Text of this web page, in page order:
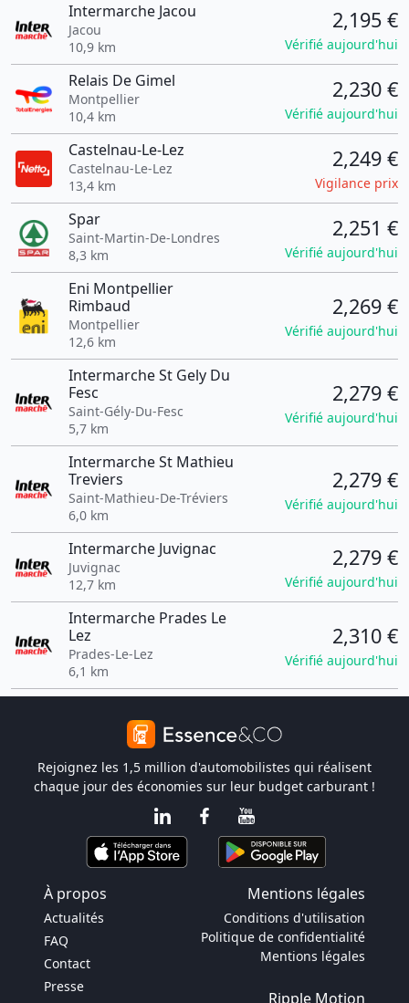
Intermarche Jacou
Jacou
10,9 km
2,195 €
Vérifié aujourd'hui
Relais De Gimel
Montpellier
10,4 km
2,230 €
Vérifié aujourd'hui
Castelnau-Le-Lez
Castelnau-Le-Lez
13,4 km
2,249 €
Vigilance prix
Spar
Saint-Martin-De-Londres
8,3 km
2,251 €
Vérifié aujourd'hui
Eni Montpellier
Rimbaud
Montpellier
12,6 km
2,269 €
Vérifié aujourd'hui
Intermarche St Gely Du
Fesc
Saint-Gély-Du-Fesc
5,7 km
2,279 €
Vérifié aujourd'hui
Intermarche St Mathieu
Treviers
Saint-Mathieu-De-Tréviers
6,0 km
2,279 €
Vérifié aujourd'hui
Intermarche Juvignac
Juvignac
12,7 km
2,279 €
Vérifié aujourd'hui
Intermarche Prades Le
Lez
Prades-Le-Lez
6,1 km
2,310 €
Vérifié aujourd'hui
Rejoignez les 1,5 million d'automobilistes qui réalisent
chaque jour des économies sur leur budget carburant !
À propos Mentions légales
Actualités
FAQ
Contact
Presse
Conditions d'utilisation
Politique de confidentialité
Mentions légales
Ripple Motion